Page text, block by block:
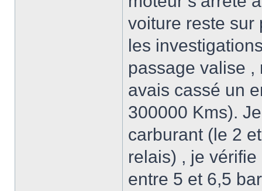
voiture reste sur
les
passage valise
avais cassé un
300000 Kms).
carburant (le 2
relais) , je
entre 5 et 6,5